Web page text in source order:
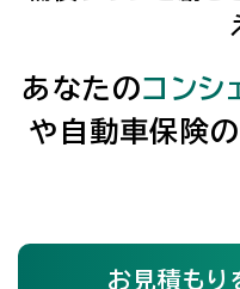
あなたのコンシ
や自動車保険
お見積もり